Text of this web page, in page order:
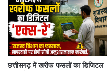
​छत्तीसगढ़ में खरीफ फसलों का डिजिटल